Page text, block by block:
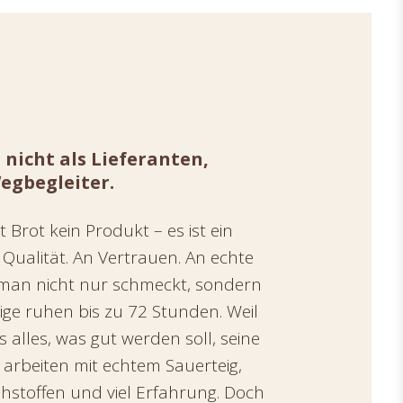
nicht als Lieferanten,
Brot kein Produkt – es ist ein
An Vertrauen. An echte
nicht nur schmeckt, sondern
ruhen bis zu 72 Stunden. Weil
alles, was gut werden soll, seine
mit echtem Sauerteig,
und viel Erfahrung. Doch